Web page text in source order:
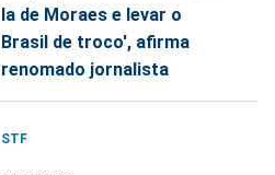
la de Moraes e levar o
Brasil de troco', afirma
renomado jornalista
STF